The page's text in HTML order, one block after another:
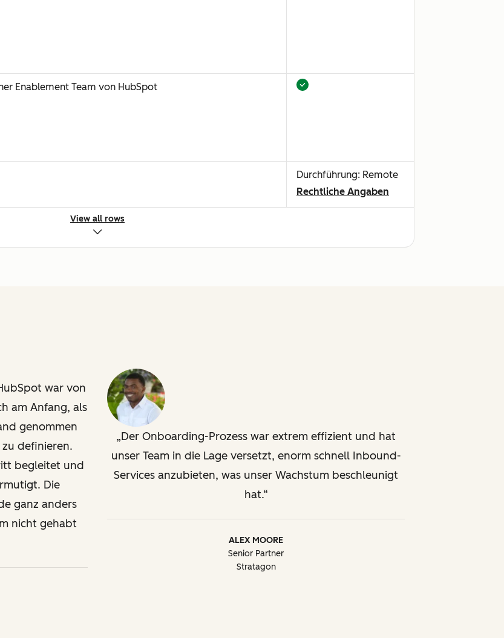
Enablement Team von HubSpot
Durchführung: Remote
Rechtliche Angaben
View all rows
war von
am Anfang, als
genommen
definieren.
begleitet und
Die
ganz anders
nicht gehabt
Der Onboarding-Prozess war extrem effizient und hat
unser Team in die Lage versetzt, enorm schnell Inbound-
Services anzubieten, was unser Wachstum beschleunigt
hat.
ALEX MOORE
Senior Partner
Stratagon